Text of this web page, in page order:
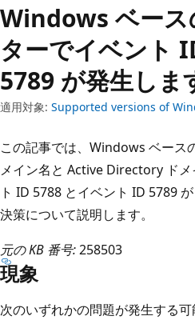
Windows ベース
ターでイベント
5789 が発生しま
適用対象: Supported versions of
この記事では、Windows ベース
メイン名と Active Directory ド
ト ID 5788 とイベント ID 5789
決策について説明します。
元の KB 番号:258503
現象
次のいずれかの問題が発生する可